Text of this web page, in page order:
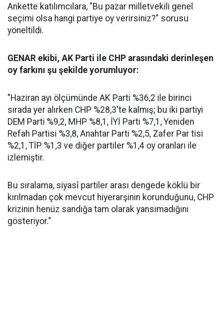
Ankette katılımcılara, "Bu pazar milletvekili genel
seçimi olsa hangi partiye oy verirsiniz?" sorusu
yöneltildi.
GENAR ekibi, AK Parti ile CHP arasındaki derinleşen
oy farkını şu şekilde yorumluyor:
"Haziran ayı ölçümünde AK Parti %36,2 ile birinci
sırada yer alırken CHP %28,3'te kalmış; bu iki partiyi
DEM Parti %9,2, MHP %8,1, İYİ Parti %7,1, Yeniden
Refah Partisi %3,8, Anahtar Parti %2,5, Zafer Par tisi
%2,1, TİP %1,3 ve diğer partiler %1,4 oy oranları ile
izlemiştir.
Bu sıralama, siyasî partiler arası dengede köklü bir
kırılmadan çok mevcut hiyerarşinin korunduğunu, CHP
krizinin henüz sandığa tam olarak yansımadığını
gösteriyor."